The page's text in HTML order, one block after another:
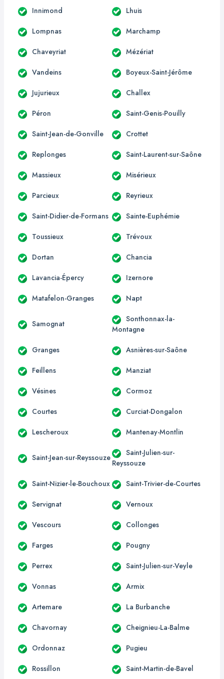
Innimond Lhuis
Lompnas Marchamp
Chaveyriat Mézériat
Vandeins Boyeux-Saint-Jérôme
Jujurieux Challex
Péron Saint-Genis-Pouilly
Saint-Jean-de-Gonville Crottet
Replonges Saint-Laurent-sur-Saône
Massieux Misérieux
Parcieux Reyrieux
Saint-Didier-de-Formans Sainte-Euphémie
Toussieux Trévoux
Dortan Chancia
Lavancia-Épercy Izernore
Matafelon-Granges Napt
Samognat
Sonthonnax-la-
Montagne
Granges Asnières-sur-Saône
Feillens Manziat
Vésines Cormoz
Courtes Curciat-Dongalon
Lescheroux Mantenay-Montlin
Saint-Jean-sur-Reyssouze
Saint-Julien-sur-
Reyssouze
Saint-Nizier-le-Bouchoux Saint-Trivier-de-Courtes
Servignat Vernoux
Vescours Collonges
Farges Pougny
Perrex Saint-Julien-sur-Veyle
Vonnas Armix
Artemare La Burbanche
Chavornay Cheignieu-La-Balme
Ordonnaz Pugieu
Rossillon Saint-Martin-de-Bavel